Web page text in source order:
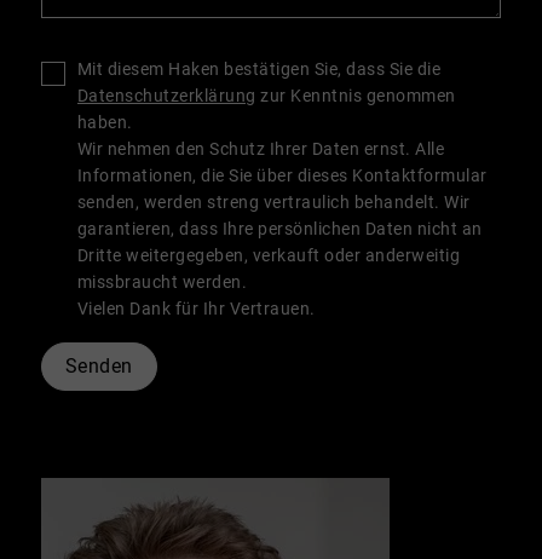
Mit diesem Haken bestätigen Sie, dass Sie die
Datenschutzerklärung zur Kenntnis genommen
haben.
Wir nehmen den Schutz Ihrer Daten ernst. Alle
Informationen, die Sie über dieses Kontaktformular
senden, werden streng vertraulich behandelt. Wir
garantieren, dass Ihre persönlichen Daten nicht an
Dritte weitergegeben, verkauft oder anderweitig
missbraucht werden.
Vielen Dank für Ihr Vertrauen.
Senden